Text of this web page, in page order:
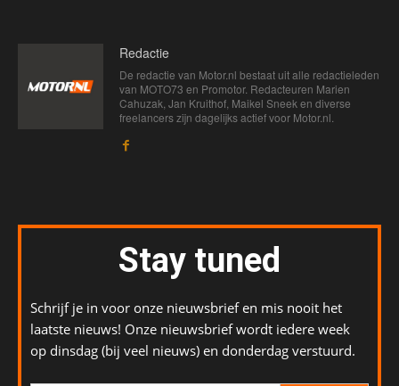
Redactie
De redactie van Motor.nl bestaat uit alle redactieleden
van MOTO73 en Promotor. Redacteuren Marien
Cahuzak, Jan Kruithof, Maikel Sneek en diverse
freelancers zijn dagelijks actief voor Motor.nl.
Stay tuned
Schrijf je in voor onze nieuwsbrief en mis nooit het
laatste nieuws! Onze nieuwsbrief wordt iedere week
op dinsdag (bij veel nieuws) en donderdag verstuurd.